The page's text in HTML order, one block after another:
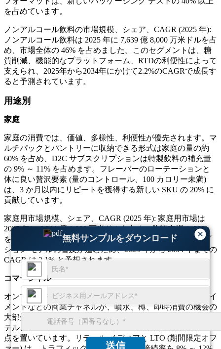
×
無料サンプルをダウンロード
送信
を占めています。
ノンアルコール飲料の市場規模、シェア、CAGR (2025 年):
ノンアルコール飲料は 2025 年に 7,639 億 8,000 万米ドルを占
め、市場全体の 46% を占めました。このセグメントは、糖
質削減、機能的なプラットフォーム、RTDの利便性によって
支えられ、2025年から2034年にかけて2.2%のCAGRで成長す
ると予測されています。
用途別
家庭
家庭の消費では、価値、多様性、利便性が優先されます。マ
ルチパックとパントリーに収納できる形式は家庭の量の約
60% を占め、D2C サブスクリプションは特製飲料の補充量
の 9% ～ 11% を占めます。フレーバーのローテーションと
体に良い贅沢要素 (量のコントロール、100 カロリー未満)
は、3 か月以内にリピートを獲得する新しい SKU の 20% に
貢献しています。
家庭用市場規模、シェア、CAGR (2025 年): 家庭用市場は
2025 年に 6,311 億 1,000 万米ドルを占め、飲料市場の 38%
を占めました。オムニチャネル バスケットとサブスクリプ
ション モデルの普及が進むため、2025 年から 2034 年までの
CAGR は 2.1% と予想されます。
コマーシャル
オンプレミス、フードサービス、旅行、職場、エンターテイ
メントなどの商業チャネルが、噴水、樽、即時消費の機会の
大部分を占めています。メニューの革新サイクルでは、モク
テル、プレミアム コーヒー/紅茶 RTD、機能性水分補給に重
点を置いています。リテール メディアと LTO (期間限定オフ